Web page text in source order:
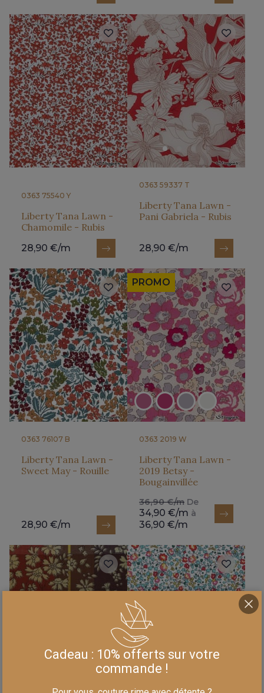
0363 75540 Y
Liberty Tana Lawn -
Chamomile - Rubis
28,90 €/m
0363 59337 T
Liberty Tana Lawn -
Pani Gabriela - Rubis
28,90 €/m
0363 76107 B
Liberty Tana Lawn -
Sweet May - Rouille
28,90 €/m
PROMO
0363 2019 W
Liberty Tana Lawn -
2019 Betsy -
Bougainvillée
36,90 €/m De
34,90 €/m à
36,90 €/m
Cadeau : 10% offerts sur votre
commande !